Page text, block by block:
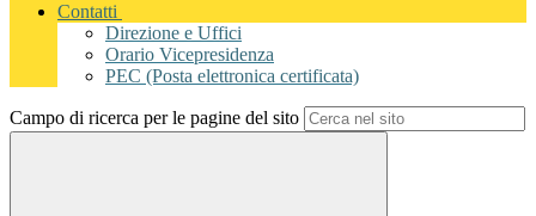
Contatti
Direzione e Uffici
Orario Vicepresidenza
PEC (Posta elettronica certificata)
Campo di ricerca per le pagine del sito